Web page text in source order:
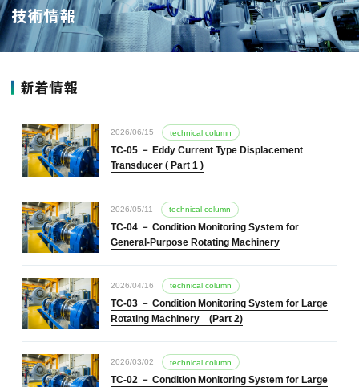
技術情報
新着情報
2026/06/15 technical column
TC-05 － Eddy Current Type Displacement
Transducer ( Part 1 )
2026/05/11 technical column
TC-04 － Condition Monitoring System for
General-Purpose Rotating Machinery
2026/04/16 technical column
TC-03 － Condition Monitoring System for Large
Rotating Machinery (Part 2)
2026/03/02 technical column
TC-02 － Condition Monitoring System for Large